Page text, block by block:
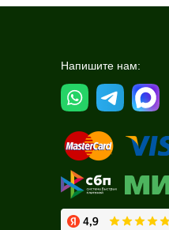
Напишите нам: